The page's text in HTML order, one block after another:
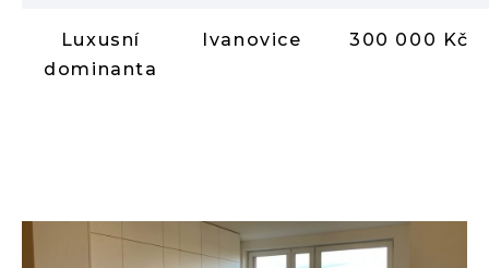
Luxusní
dominanta
Ivanovice 300 000 Kč